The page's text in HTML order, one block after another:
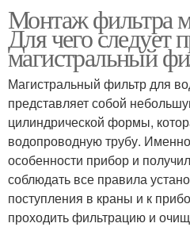
Монтаж фильтра
Для чего следует
магистральный
Магистральный фильтр для
представляет собой
цилиндрической формы,
водопроводную трубу.
особенности прибор и
соблюдать все правила
поступления в краны и к
проходить фильтрацию и